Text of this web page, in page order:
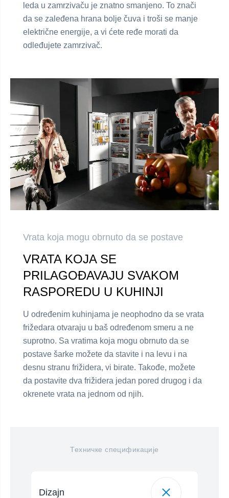
leda u zamrzivaču je znatno smanjeno. To znači
da se zaleđena hrana bolje čuva i troši se manje
električne energije, a vi ćete ređe morati da
odleđujete zamrzivač.
Vrata koja mogu obrnuto da se postave
VRATA KOJA SE
PRILAGOĐAVAJU SVAKOM
RASPOREDU U KUHINJI
U određenim kuhinjama je neophodno da se vrata
frižedara otvaraju u baš određenom smeru a ne
suprotno. Sa vratima koja mogu obrnuto da se
postave šarke možete da stavite i na levu i na
desnu stranu frižidera, vi birate. Takođe, možete
da postavite dva frižidera jedan pored drugog i da
okrenete vrata na jednom od njih.
Техничке спецификације
Dizajn